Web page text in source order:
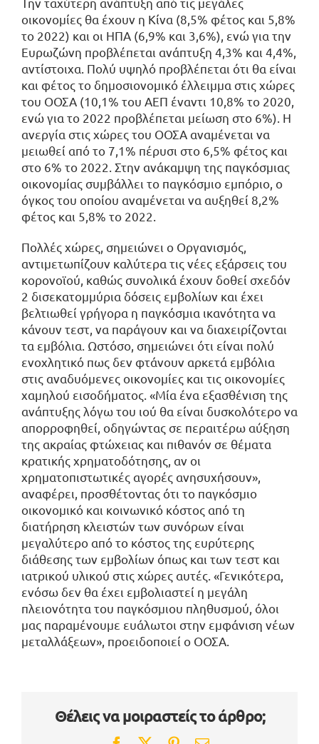
οικονομίες θα έχουν η Κίνα (8,5% φέτος και 5,8%
το 2022) και οι ΗΠΑ (6,9% και 3,6%), ενώ για την
Ευρωζώνη προβλέπεται ανάπτυξη 4,3% και 4,4%,
αντίστοιχα. Πολύ υψηλό προβλέπεται ότι θα είναι
και φέτος το δημοσιονομικό έλλειμμα στις χώρες
του ΟΟΣΑ (10,1% του ΑΕΠ έναντι 10,8% το 2020,
ενώ για το 2022 προβλέπεται μείωση στο 6%). Η
ανεργία στις χώρες του ΟΟΣΑ αναμένεται να
μειωθεί από το 7,1% πέρυσι στο 6,5% φέτος και
στο 6% το 2022. Στην ανάκαμψη της παγκόσμιας
οικονομίας συμβάλλει το παγκόσμιο εμπόριο, ο
όγκος του οποίου αναμένεται να αυξηθεί 8,2%
φέτος και 5,8% το 2022.
Πολλές χώρες, σημειώνει ο Οργανισμός,
αντιμετωπίζουν καλύτερα τις νέες εξάρσεις του
κορονοϊού, καθώς συνολικά έχουν δοθεί σχεδόν
2 δισεκατομμύρια δόσεις εμβολίων και έχει
βελτιωθεί γρήγορα η παγκόσμια ικανότητα να
κάνουν τεστ, να παράγουν και να διαχειρίζονται
τα εμβόλια. Ωστόσο, σημειώνει ότι είναι πολύ
ενοχλητικό πως δεν φτάνουν αρκετά εμβόλια
στις αναδυόμενες οικονομίες και τις οικονομίες
χαμηλού εισοδήματος. «Μία ένα εξασθένιση της
ανάπτυξης λόγω του ιού θα είναι δυσκολότερο να
απορροφηθεί, οδηγώντας σε περαιτέρω αύξηση
της ακραίας φτώχειας και πιθανόν σε θέματα
κρατικής χρηματοδότησης, αν οι
χρηματοπιστωτικές αγορές ανησυχήσουν»,
αναφέρει, προσθέτοντας ότι το παγκόσμιο
οικονομικό και κοινωνικό κόστος από τη
διατήρηση κλειστών των συνόρων είναι
μεγαλύτερο από το κόστος της ευρύτερης
διάθεσης των εμβολίων όπως και των τεστ και
ιατρικού υλικού στις χώρες αυτές. «Γενικότερα,
ενόσω δεν θα έχει εμβολιαστεί η μεγάλη
πλειονότητα του παγκόσμιου πληθυσμού, όλοι
μας παραμένουμε ευάλωτοι στην εμφάνιση νέων
μεταλλάξεων», προειδοποιεί ο ΟΟΣΑ.
Θέλεις να μοιραστείς το άρθρο;